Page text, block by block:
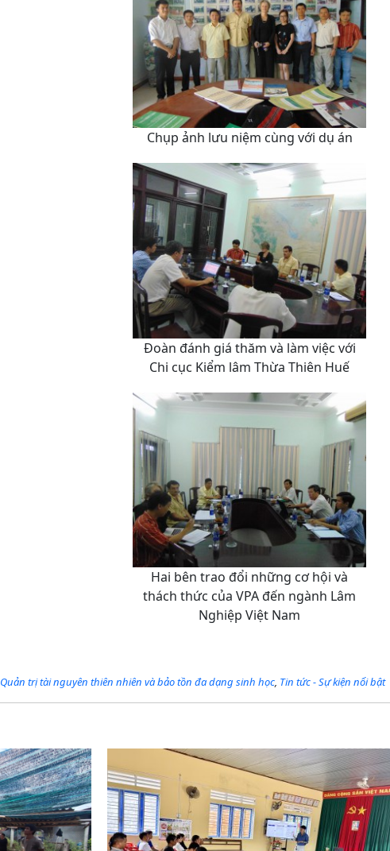
Chụp ảnh lưu niệm cùng với dụ án
Đoàn đánh giá thăm và làm việc với
Chi cục Kiểm lâm Thừa Thiên Huế
Hai bên trao đổi những cơ hội và
thách thức của VPA đến ngành Lâm
Nghiệp Việt Nam
Quản trị tài nguyên thiên nhiên và bảo tồn đa dạng sinh học, Tin tức - Sự kiện nổi bật